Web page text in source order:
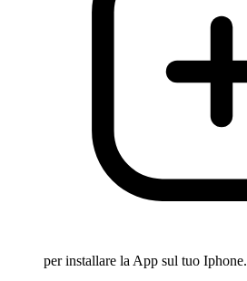
per installare la App sul tuo Iphone.